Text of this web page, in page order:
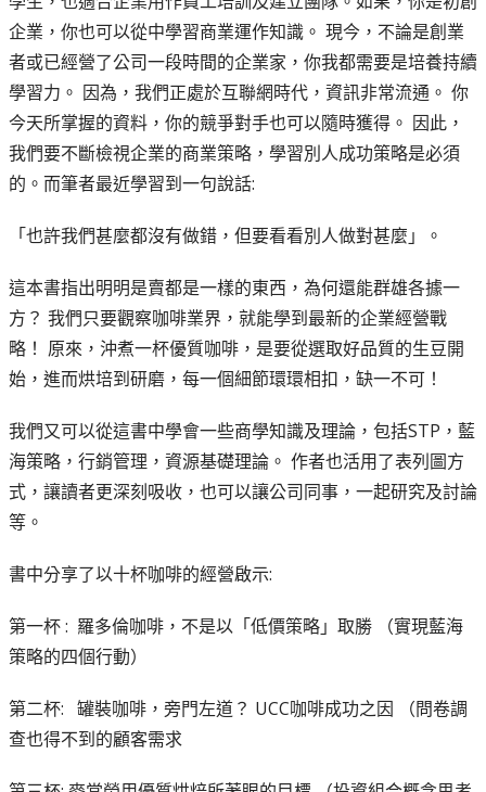
企業，你也可以從中學習商業運作知識。 現今，不論是創業
者或已經營了公司一段時間的企業家，你我都需要是培養持續
學習力。 因為，我們正處於互聯網時代，資訊非常流通。 你
今天所掌握的資料，你的競爭對手也可以隨時獲得。 因此，
我們要不斷檢視企業的商業策略，學習別人成功策略是必須
的。而筆者最近學習到一句說話:
「也許我們甚麼都沒有做錯，但要看看別人做對甚麼」。
這本書指出明明是賣都是一樣的東西，為何還能群雄各據一
方？ 我們只要觀察咖啡業界，就能學到最新的企業經營戰
略！ 原來，沖煮一杯優質咖啡，是要從選取好品質的生豆開
始，進而烘培到研磨，每一個細節環環相扣，缺一不可！
我們又可以從這書中學會一些商學知識及理論，包括STP，藍
海策略，行銷管理，資源基礎理論。 作者也活用了表列圖方
式，讓讀者更深刻吸收，也可以讓公司同事，一起研究及討論
等。
書中分享了以十杯咖啡的經營啟示:
第一杯 : 羅多倫咖啡，不是以「低價策略」取勝 （實現藍海
策略的四個行動）
第二杯: 罐裝咖啡，旁門左道？ UCC咖啡成功之因 （問卷調
查也得不到的顧客需求